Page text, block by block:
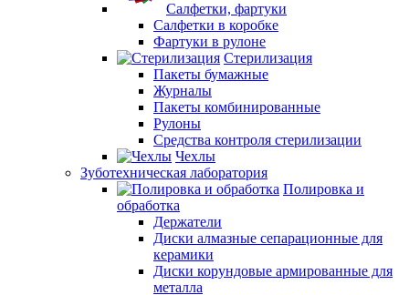
Салфетки, фартуки
Салфетки в коробке
Фартуки в рулоне
Стерилизация
Пакеты бумажные
Журналы
Пакеты комбинированные
Рулоны
Средства контроля стерилизации
Чехлы
Зуботехническая лаборатория
Полировка и
обработка
Держатели
Диски алмазные сепарационные для
керамики
Диски корундовые армированные для
металла